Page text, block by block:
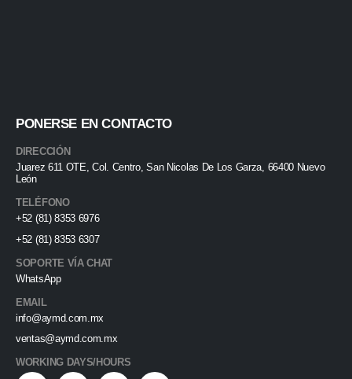
PONERSE EN CONTACTO
DIRECCIÓN
Juarez 611 OTE, Col. Centro, San Nicolas De Los Garza, 66400 Nuevo
León
TELÉFONO
+52 (81) 8353 6976
+52 (81) 8353 6307
SOPORTE VÍA CHAT
WhatsApp
EMAIL
info@aymd.com.mx
ventas@aymd.com.mx
WORKING DAYS/HOURS